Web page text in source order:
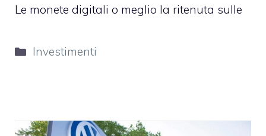
Le monete digitali o meglio la ritenuta sulle
Categorie
Investimenti